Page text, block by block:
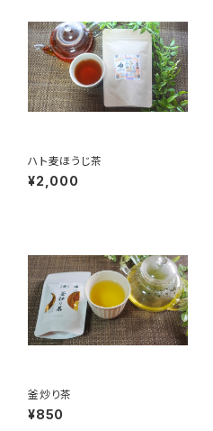
ハト麦ほうじ茶
¥2,000
釜炒り茶
¥850